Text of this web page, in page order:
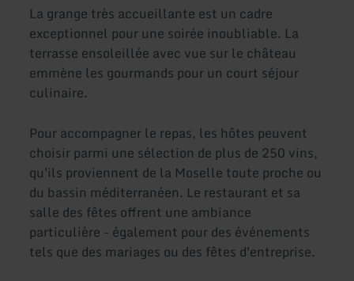
La grange très accueillante est un cadre
exceptionnel pour une soirée inoubliable. La
terrasse ensoleillée avec vue sur le château
emmène les gourmands pour un court séjour
culinaire.
Pour accompagner le repas, les hôtes peuvent
choisir parmi une sélection de plus de 250 vins,
qu'ils proviennent de la Moselle toute proche ou
du bassin méditerranéen. Le restaurant et sa
salle des fêtes offrent une ambiance
particulière - également pour des événements
tels que des mariages ou des fêtes d'entreprise.